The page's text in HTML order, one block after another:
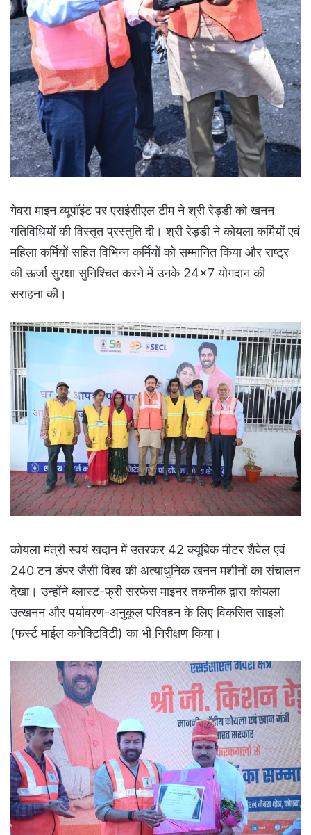
गेवरा माइन व्यूपॉइंट पर एसईसीएल टीम ने श्री रेड्डी को खनन
गतिविधियों की विस्तृत प्रस्तुति दी। श्री रेड्डी ने कोयला कर्मियों एवं
महिला कर्मियों सहित विभिन्न कर्मियों को सम्मानित किया और राष्ट्र
की ऊर्जा सुरक्षा सुनिश्चित करने में उनके 24×7 योगदान की
सराहना की।
कोयला मंत्री स्वयं खदान में उतरकर 42 क्यूबिक मीटर शैवेल एवं
240 टन डंपर जैसी विश्व की अत्याधुनिक खनन मशीनों का संचालन
देखा। उन्होंने ब्लास्ट-फ्री सरफेस माइनर तकनीक द्वारा कोयला
उत्खनन और पर्यावरण-अनुकूल परिवहन के लिए विकसित साइलो
(फर्स्ट माईल कनेक्टिविटी) का भी निरीक्षण किया।